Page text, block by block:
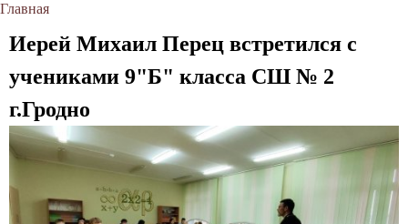
р
о
в
с
к
й
здесь
Главная
Иерей Михаил Перец встретился с
учениками 9"Б" класса СШ № 2
г.Гродно